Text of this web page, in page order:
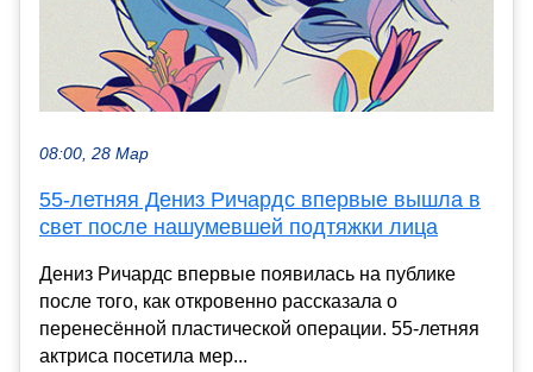
08:00, 28 Мар
55-летняя Дениз Ричардс впервые вышла в
свет после нашумевшей подтяжки лица
Дениз Ричардс впервые появилась на публике
после того, как откровенно рассказала о
перенесённой пластической операции. 55-летняя
актриса посетила мер...